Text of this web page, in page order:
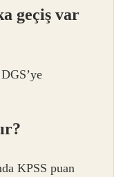
geçiş var
KPSS puan